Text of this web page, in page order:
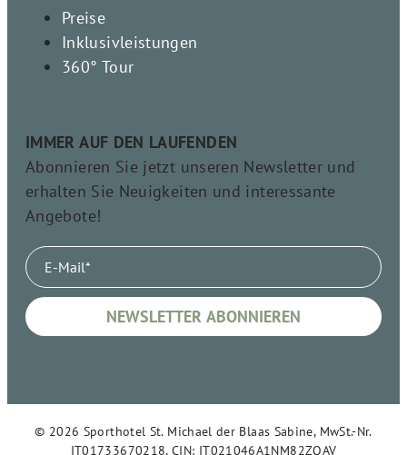
Preise
Inklusivleistungen
360° Tour
IMMER AUF DEN LAUFENDEN
Abonnieren Sie jetzt unseren Newsletter und
erhalten Sie Neuigkeiten und interessante
Angebote!
© 2026 Sporthotel St. Michael der Blaas Sabine, MwSt.-Nr.
IT01733670218, CIN: IT021046A1NM82ZQAV